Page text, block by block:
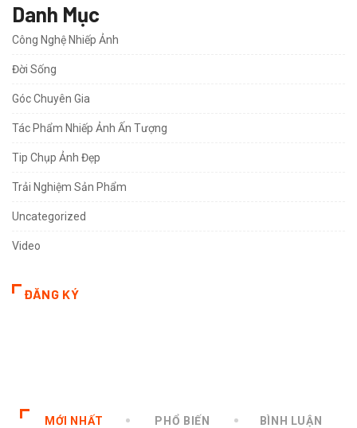
Danh Mục
Công Nghệ Nhiếp Ảnh
Đời Sống
Góc Chuyên Gia
Tác Phẩm Nhiếp Ảnh Ấn Tượng
Tip Chụp Ảnh Đẹp
Trải Nghiệm Sản Phẩm
Uncategorized
Video
ĐĂNG KÝ
MỚI NHẤT PHỔ BIẾN BÌNH LUẬN